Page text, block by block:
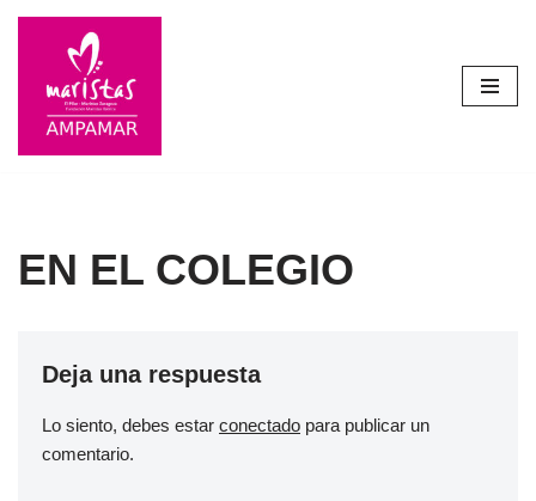
contenido
EN EL COLEGIO
Deja una respuesta
Lo siento, debes estar conectado para publicar un
comentario.